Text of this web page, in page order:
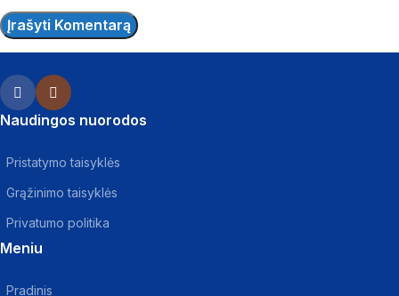
Naudingos nuorodos
Pristatymo taisyklės
Grąžinimo taisyklės
Privatumo politika
Meniu
Pradinis